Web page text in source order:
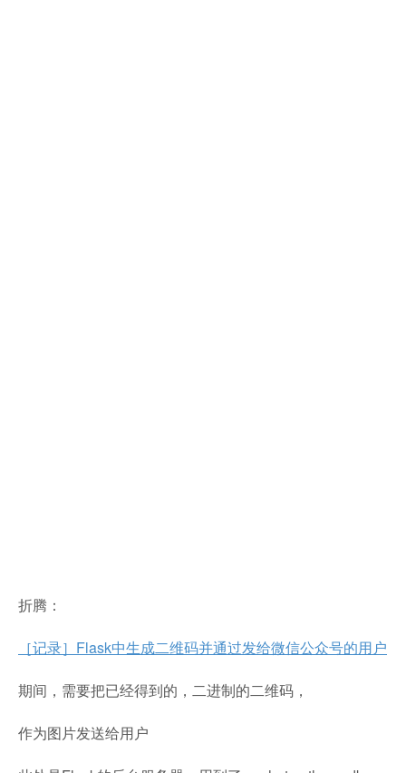
折腾：
［记录］Flask中生成二维码并通过发给微信公众号的用户
期间，需要把已经得到的，二进制的二维码，
作为图片发送给用户